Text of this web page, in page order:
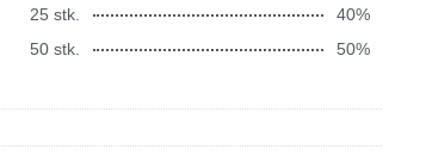
25 stk.
40%
50 stk.
50%